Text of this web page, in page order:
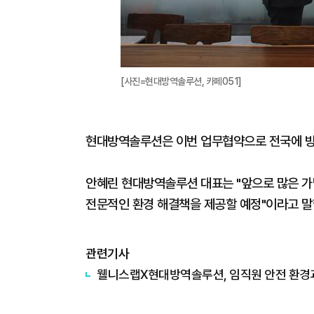
[사진=현대방역솔루션, 카페051]
현대방역솔루션은 이번 업무협약으로 전국에
안혜린 현대방역솔루션 대표는 "앞으로 많은
전문적인 환경 해결책을 제공할 예정"이라고
관련기사
웰니스랩X현대방역솔루션, 임직원 안전 환